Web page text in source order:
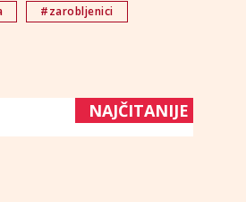
#zarobljenici
NAJČITANIJE